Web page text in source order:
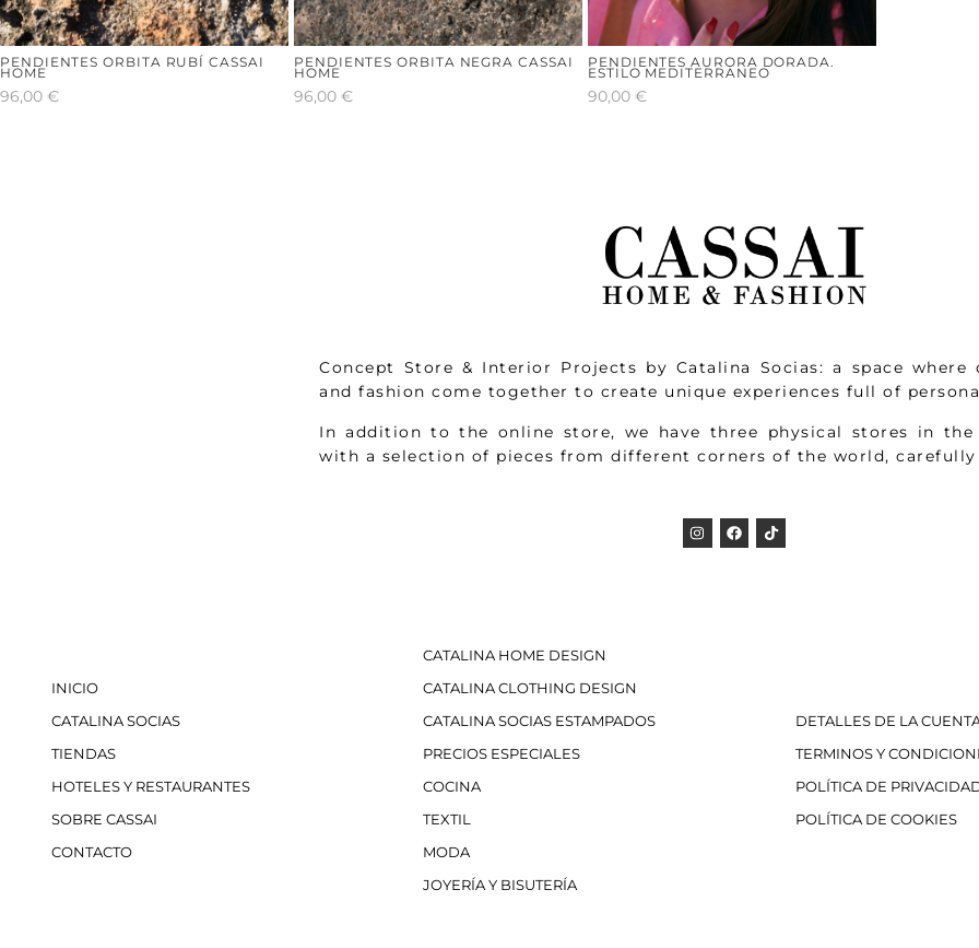
PENDIENTES ORBITA RUBÍ CASSAI
HOME
96,00 €
PENDIENTES ORBITA NEGRA CASSAI
HOME
96,00 €
PENDIENTES AURORA DORADA.
ESTILO MEDITERRANEO
90,00 €
Concept Store & Interior Projects by Catalina Socias: a space where
and fashion come together to create unique experiences full of
In addition to the online store, we have three physical stores in
with a selection of pieces from different corners of the world, carefully
INICIO
CATALINA SOCIAS
TIENDAS
HOTELES Y RESTAURANTES
SOBRE CASSAI
CONTACTO
CATALINA HOME DESIGN
CATALINA CLOTHING DESIGN
CATALINA SOCIAS ESTAMPADOS
PRECIOS ESPECIALES
COCINA
TEXTIL
MODA
JOYERÍA Y BISUTERÍA
DETALLES DE LA
TERMINOS Y
POLÍTICA DE
POLÍTICA DE COOKIES